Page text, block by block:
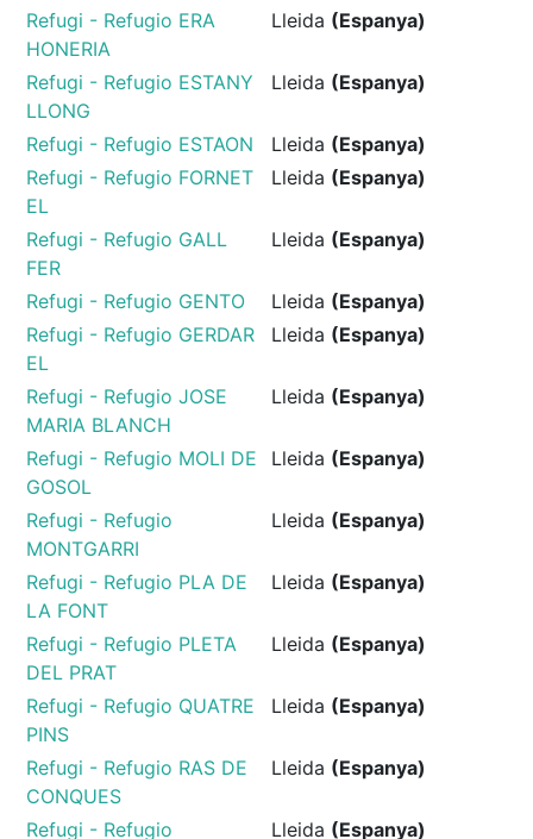
Refugi - Refugio ERA
HONERIA
Lleida (Espanya)
Refugi - Refugio ESTANY
LLONG
Lleida (Espanya)
Refugi - Refugio ESTAON Lleida (Espanya)
Refugi - Refugio FORNET
EL
Lleida (Espanya)
Refugi - Refugio GALL
FER
Lleida (Espanya)
Refugi - Refugio GENTO Lleida (Espanya)
Refugi - Refugio GERDAR
EL
Lleida (Espanya)
Refugi - Refugio JOSE
MARIA BLANCH
Lleida (Espanya)
Refugi - Refugio MOLI DE
GOSOL
Lleida (Espanya)
Refugi - Refugio
MONTGARRI
Lleida (Espanya)
Refugi - Refugio PLA DE
LA FONT
Lleida (Espanya)
Refugi - Refugio PLETA
DEL PRAT
Lleida (Espanya)
Refugi - Refugio QUATRE
PINS
Lleida (Espanya)
Refugi - Refugio RAS DE
CONQUES
Lleida (Espanya)
Refugi - Refugio Lleida (Espanya)